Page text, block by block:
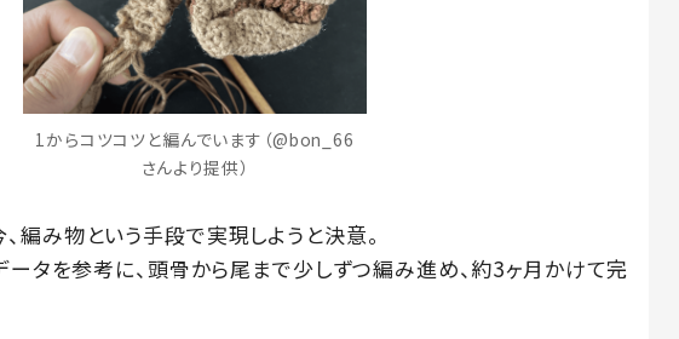
1からコツコツと編んでいます（@bon_66
さんより提供）
編み物という手段で実現しようと決意。
タを参考に、頭骨から尾まで少しずつ編み進め、約3ヶ月かけて完